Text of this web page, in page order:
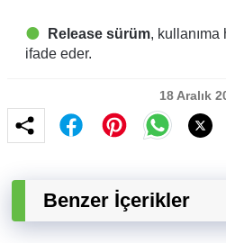
Release sürüm, kullanıma
ifade eder.
18 Aralık
Benzer İçerikler